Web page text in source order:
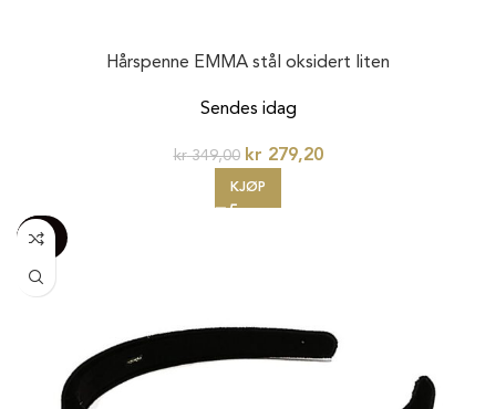
Hårspenne EMMA stål oksidert liten
Sendes idag
kr349,00 kr 279,20
KJØP
-100%
20%